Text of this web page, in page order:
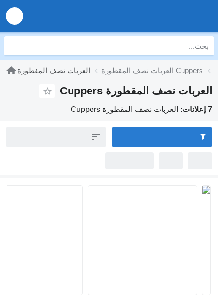
العربات نصف المقطورة العربات نصف المقطورة Cuppers
العربات نصف المقطورة Cuppers
7 إعلانات: العربات نصف المقطورة Cuppers